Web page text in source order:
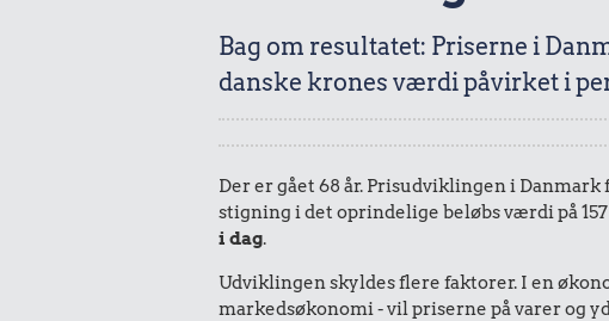
Bag om resultatet: Priserne i
danske krones værdi påvirket i
Der er gået 68 år. Prisudviklingen i Danmark
stigning i det oprindelige beløbs værdi på
i dag.
Udviklingen skyldes flere faktorer. I en
markedsøkonomi - vil priserne på varer og